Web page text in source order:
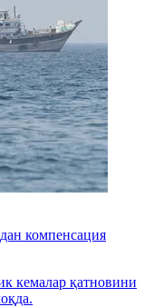
компенсация
кемалар қатновини